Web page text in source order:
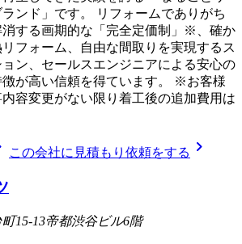
ンド」です。 リフォームでありがち
消する画期的な「完全定価制」※、確か
フォーム、自由な間取りを実現するス
ン、セールスエンジニアによる安心の
が高い信頼を得ています。 ※お客様
容変更がない限り着工後の追加費用は
この会社に見積もり依頼をする chevron_right
15-13帝都渋谷ビル6階